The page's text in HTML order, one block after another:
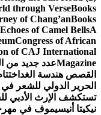
through VerseBooks
of Chang’anBooks
of Camel BellsA
Congress of African
of CAJ International
Magazineعدد جديد من
القصص هندسة الغد
الحرير الدولي للشعر في
تستكشف الإرث الأدبي
نيكيتا أنيسيموف في